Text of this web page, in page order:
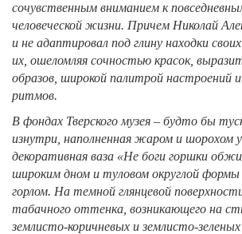
сочувственным вниманием к
человеческой жизни. Причем Николай
и не адаптировал под глину находки своих
их, ошеломляя сочностью красок,
образов, широкой палитрой настроений
ритмов.
В фондах Тверского музея – будто бы
изнутри, наполненная жаром и шорохом
декоративная ваза «Не боги горшки
широким дном и туловом округлой формы
горлом. На темной глянцевой
табачного оттенка, возникающего на
землисто-коричневых и землисто-